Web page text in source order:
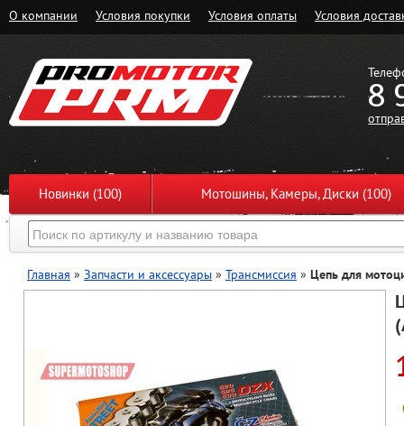
О компании Условия покупки Условия оплаты Условия
8
Новинки (100) Мотошины, Камеры, Диски (100)
Главная » Запчасти и аксессуары » Трансмиссия » Цепь для